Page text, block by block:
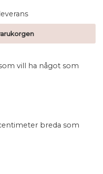
vill ha något som
breda som